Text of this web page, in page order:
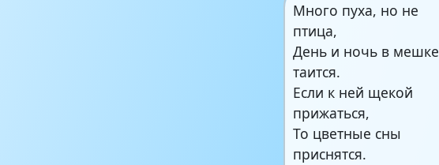
Много пуха, но не
птица,
День и ночь в мешке
таится.
Если к ней щекой
прижаться,
То цветные сны
приснятся.